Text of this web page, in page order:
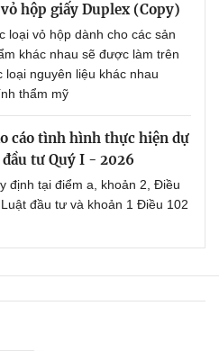
hộp giấy Duplex (Copy)
loại vỏ hộp dành cho các sản
khác nhau sẽ được làm trên
loại nguyên liệu khác nhau
thẩm mỹ
cáo tình hình thực hiện dự
đầu tư Quý I - 2026
định tại điểm a, khoản 2, Điều
đầu tư và khoản 1 Điều 102